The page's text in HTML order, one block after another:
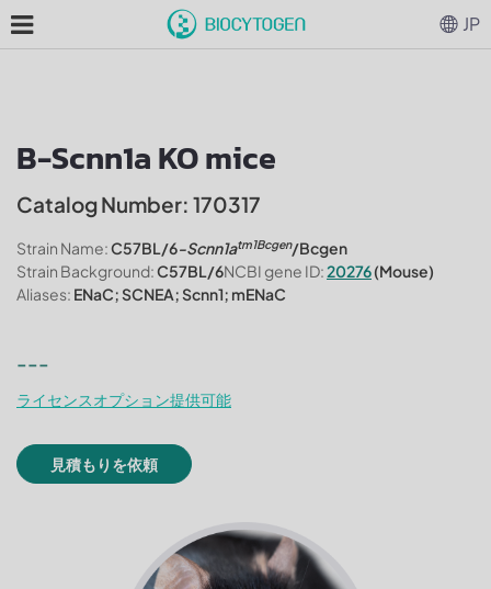
B-Scnn1a KO mice
Catalog Number: 170317
Strain Name:C57BL/6-Scnn1atm1Bcgen/Bcgen
Strain Background:C57BL/6NCBI gene ID:20276(Mouse)
Aliases: ENaC; SCNEA; Scnn1; mENaC
---
ライセンスオプション提供可能
見積もりを依頼
JP